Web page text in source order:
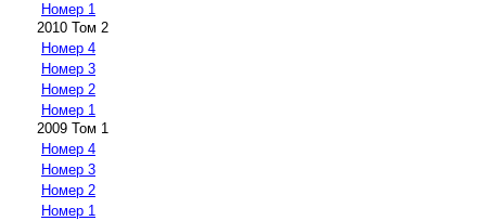
Номер 1
2010 Том 2
Номер 4
Номер 3
Номер 2
Номер 1
2009 Том 1
Номер 4
Номер 3
Номер 2
Номер 1